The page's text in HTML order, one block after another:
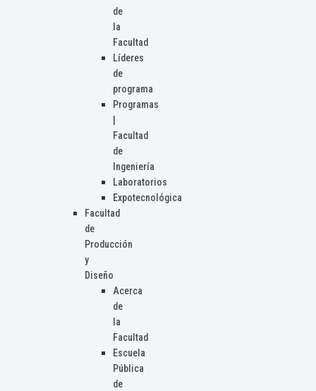
de
la
Facultad
Líderes
de
programa
Programas
Facultad
de
Ingeniería
Laboratorios
Expotecnológica
Facultad
de
Producción
y
Diseño
Acerca
de
la
Facultad
Escuela
Pública
de